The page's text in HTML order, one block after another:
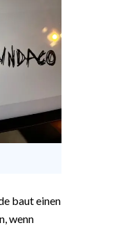
baut einen
wenn